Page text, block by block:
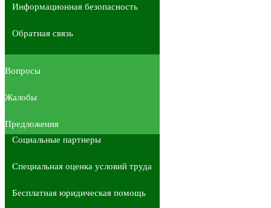
Информационная безопасность
Обратная связь
Вопросы
Жалобы
Предложения
Социальные партнеры
Специальная оценка условий труда
Бесплатная юридическая помощь